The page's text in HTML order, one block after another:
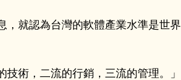
，就認為台灣的軟體產業水準是世界
術，二流的行銷，三流的管理。」